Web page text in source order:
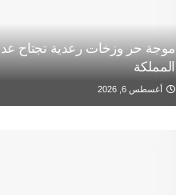
موجة حر وزخات رعدية تجتاح
المملكة
أغسطس 6, 2026